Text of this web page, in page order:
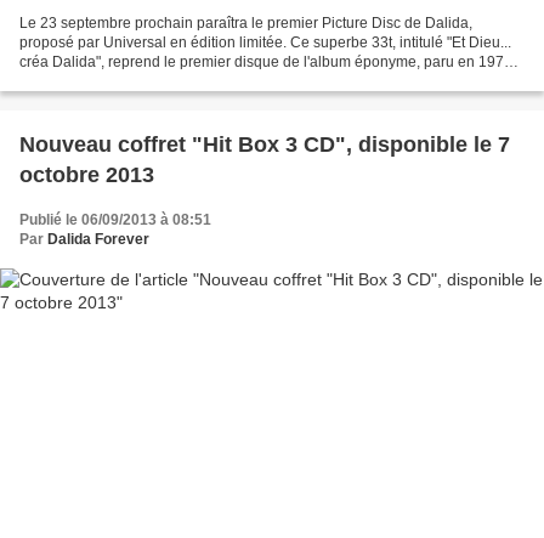
Le 23 septembre prochain paraîtra le premier Picture Disc de Dalida,
proposé par Universal en édition limitée. Ce superbe 33t, intitulé "Et Dieu...
créa Dalida", reprend le premier disque de l'album éponyme, paru en 1978.
Nouveau coffret "Hit Box 3 CD", disponible le 7
octobre 2013
Publié le 06/09/2013 à 08:51
Par Dalida Forever